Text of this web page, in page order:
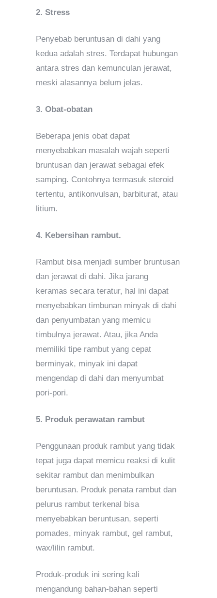
2. Stress
Penyebab beruntusan di dahi yang
kedua adalah stres. Terdapat hubungan
antara stres dan kemunculan jerawat,
meski alasannya belum jelas.
3. Obat-obatan
Beberapa jenis obat dapat
menyebabkan masalah wajah seperti
bruntusan dan jerawat sebagai efek
samping. Contohnya termasuk steroid
tertentu, antikonvulsan, barbiturat, atau
litium.
4. Kebersihan rambut.
Rambut bisa menjadi sumber bruntusan
dan jerawat di dahi. Jika jarang
keramas secara teratur, hal ini dapat
menyebabkan timbunan minyak di dahi
dan penyumbatan yang memicu
timbulnya jerawat. Atau, jika Anda
memiliki tipe rambut yang cepat
berminyak, minyak ini dapat
mengendap di dahi dan menyumbat
pori-pori.
5. Produk perawatan rambut
Penggunaan produk rambut yang tidak
tepat juga dapat memicu reaksi di kulit
sekitar rambut dan menimbulkan
beruntusan. Produk penata rambut dan
pelurus rambut terkenal bisa
menyebabkan beruntusan, seperti
pomades, minyak rambut, gel rambut,
wax/lilin rambut.
Produk-produk ini sering kali
mengandung bahan-bahan seperti